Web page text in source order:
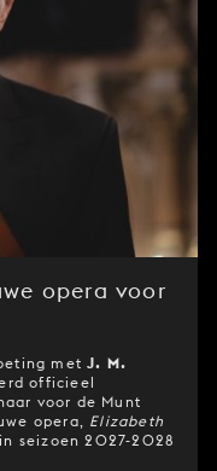
opera voor
metJ. M.
officieel
voor de Munt
opera, Elizabeth
seizoen 2027-2028